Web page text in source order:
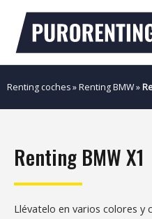
contenido
Renting coches»Renting BMW»
Renting BMW X1
Llévatelo en varios colores